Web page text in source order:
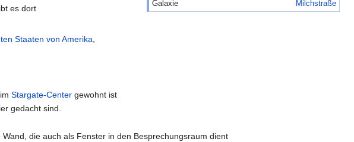
Galaxie
Milchstraße
es dort
Staaten von Amerika,
imStargate-Center gewohnt ist
gedacht sind.
die auch als Fenster in den Besprechungsraum dient